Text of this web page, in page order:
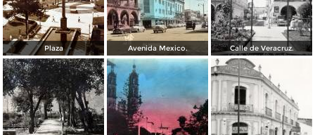
Plaza Avenida Mexico. Calle de Veracruz.